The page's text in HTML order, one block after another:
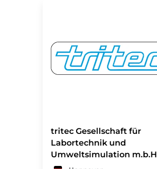
tritec Gesellschaft für
Labortechnik und
Umweltsimulation m.b.H